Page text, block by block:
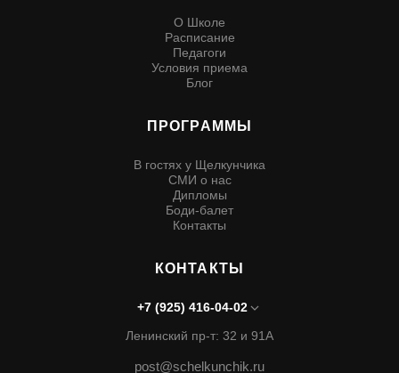
О Школе
Расписание
Педагоги
Условия приема
Блог
ПРОГРАММЫ
В гостях у Щелкунчика
СМИ о нас
Дипломы
Боди-балет
Контакты
КОНТАКТЫ
+7 (925) 416-04-02
Ленинский пр-т: 32 и 91А
post@schelkunchik.ru